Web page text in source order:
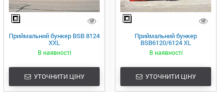
Приймальний бункер BSB 8124
XXL
В наявності
УТОЧНИТИ ЦІНУ
Приймальний бункер
BSB6120/6124 XL
В наявності
УТОЧНИТИ ЦІНУ